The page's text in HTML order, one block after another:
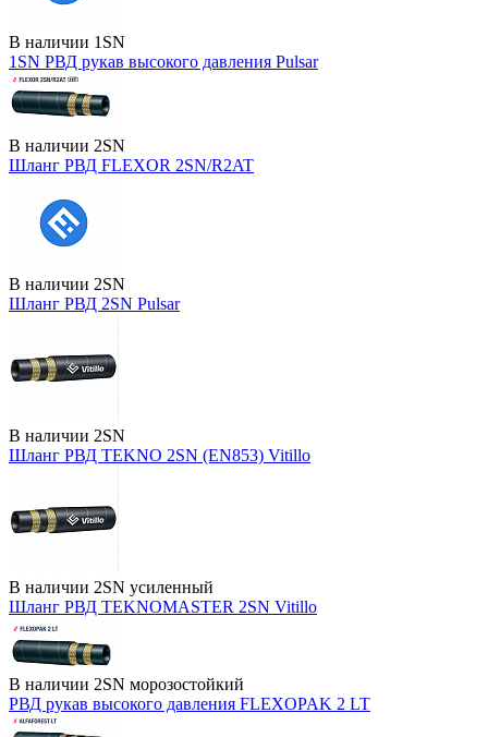
В наличии 1SN
1SN РВД рукав высокого давления Pulsar
В наличии 2SN
Шланг РВД FLEXOR 2SN/R2AT
В наличии 2SN
Шланг РВД 2SN Pulsar
В наличии 2SN
Шланг РВД TEKNO 2SN (EN853) Vitillo
В наличии 2SN усиленный
Шланг РВД TEKNOMASTER 2SN Vitillo
В наличии 2SN морозостойкий
РВД рукав высокого давления FLEXOPAK 2 LT